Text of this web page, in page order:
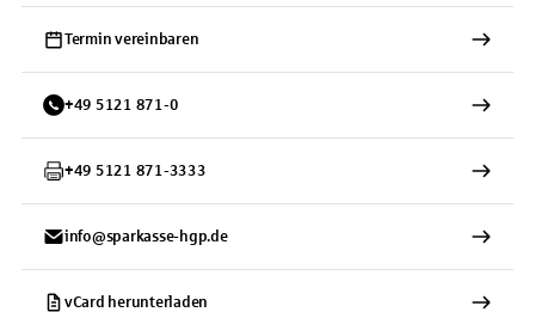
Termin vereinbaren
+49 5121 871-0
+49 5121 871-3333
info@sparkasse-hgp.de
vCard herunterladen